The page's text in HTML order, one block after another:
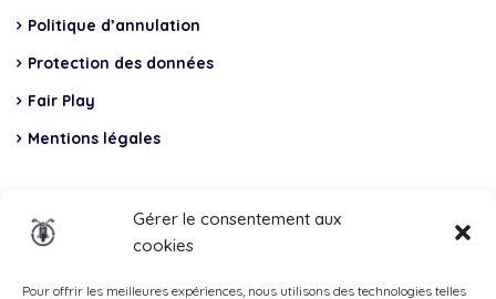
Gérer le consentement aux
cookies
Pour offrir les meilleures expériences, nous utilisons des technologies telles
Politique d’annulation
Protection des données
Fair Play
Mentions légales
Total Casco, Partner